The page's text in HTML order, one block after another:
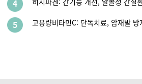
4
5 고용량비타민C: 단독치료, 암재발